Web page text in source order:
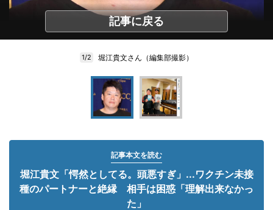
記事に戻る
1/2 堀江貴文さん（編集部撮影）
記事本文を読む
堀江貴文「愕然としてる。頭悪すぎ」...ワクチン未接
種のパートナーと絶縁 相手は困惑「理解出来なかっ
た」